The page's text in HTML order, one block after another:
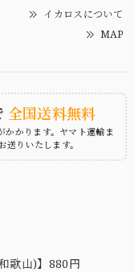
イカロスについて
MAP
全国送料無料
かかります。ヤマト運輸ま
りいたします。
歌山)】880円